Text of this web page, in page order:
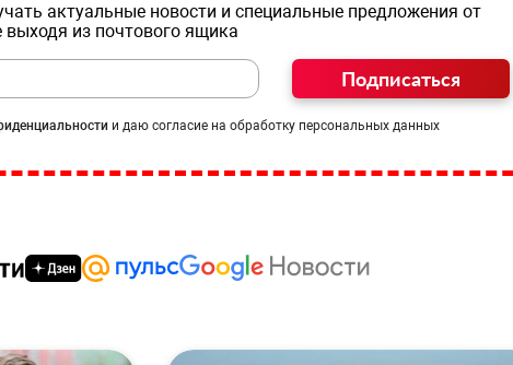
актуальные новости и специальные предложения от
выходя из почтового ящика
Подписаться
и даю согласие на обработку персональных данных